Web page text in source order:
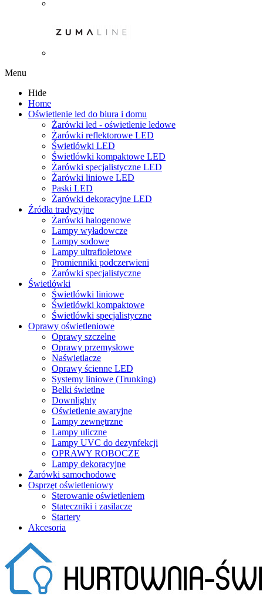
Menu
Hide
Home
Oświetlenie led do biura i domu
Żarówki led - oświetlenie ledowe
Żarówki reflektorowe LED
Świetlówki LED
Świetlówki kompaktowe LED
Żarówki specjalistyczne LED
Żarówki liniowe LED
Paski LED
Żarówki dekoracyjne LED
Źródła tradycyjne
Żarówki halogenowe
Lampy wyładowcze
Lampy sodowe
Lampy ultrafioletowe
Promienniki podczerwieni
Żarówki specjalistyczne
Świetlówki
Świetlówki liniowe
Świetlówki kompaktowe
Świetlówki specjalistyczne
Oprawy oświetleniowe
Oprawy szczelne
Oprawy przemysłowe
Naświetlacze
Oprawy ścienne LED
Systemy liniowe (Trunking)
Belki świetlne
Downlighty
Oświetlenie awaryjne
Lampy zewnętrzne
Lampy uliczne
Lampy UVC do dezynfekcji
OPRAWY ROBOCZE
Lampy dekoracyjne
Żarówki samochodowe
Osprzęt oświetleniowy
Sterowanie oświetleniem
Stateczniki i zasilacze
Startery
Akcesoria